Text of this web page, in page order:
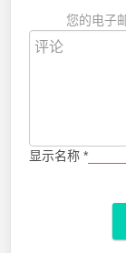
您的电子
显示名称 *